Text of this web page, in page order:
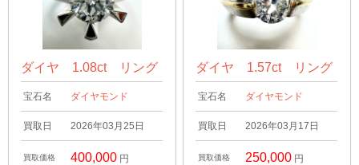
ダイヤ 1.08ct リング
宝石名 ダイヤモンド
買取日 2026年03月25日
買取価格 400,000 円
ダイヤ 1.57ct リング
宝石名 ダイヤモンド
買取日 2026年03月17日
買取価格 250,000 円